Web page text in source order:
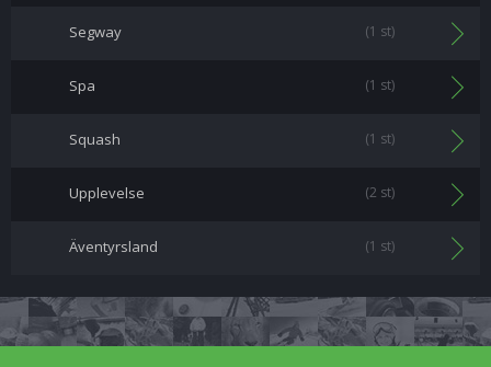
Segway (1 st)
Spa (1 st)
Squash (1 st)
Upplevelse (2 st)
Äventyrsland (1 st)